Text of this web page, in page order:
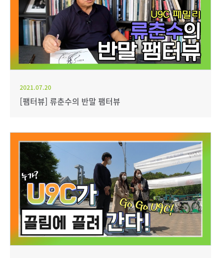
2021.07.20
[팸터뷰] 류춘수의 반말 팸터뷰